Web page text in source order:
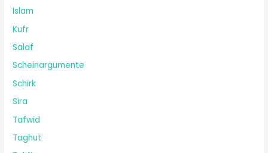
Islam
Kufr
Salaf
Scheinargumente
Schirk
Sira
Tafwid
Taghut